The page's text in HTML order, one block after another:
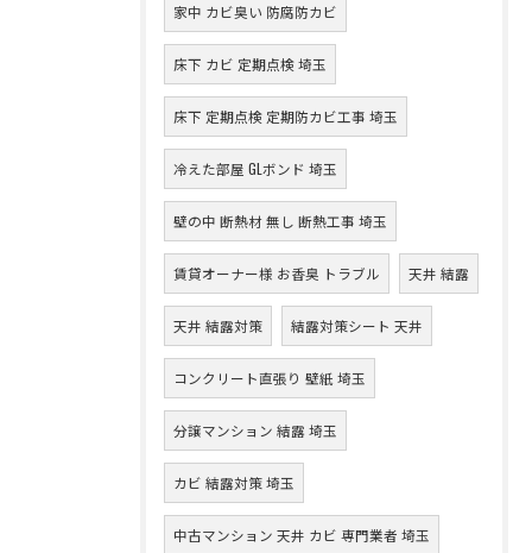
家中 カビ臭い 防腐防カビ
床下 カビ 定期点検 埼玉
床下 定期点検 定期防カビ工事 埼玉
冷えた部屋 GLボンド 埼玉
壁の中 断熱材 無し 断熱工事 埼玉
賃貸オーナー様 お香臭 トラブル 天井 結露
天井 結露対策 結露対策シート 天井
コンクリート直張り 壁紙 埼玉
分譲マンション 結露 埼玉
カビ 結露対策 埼玉
中古マンション 天井 カビ 専門業者 埼玉